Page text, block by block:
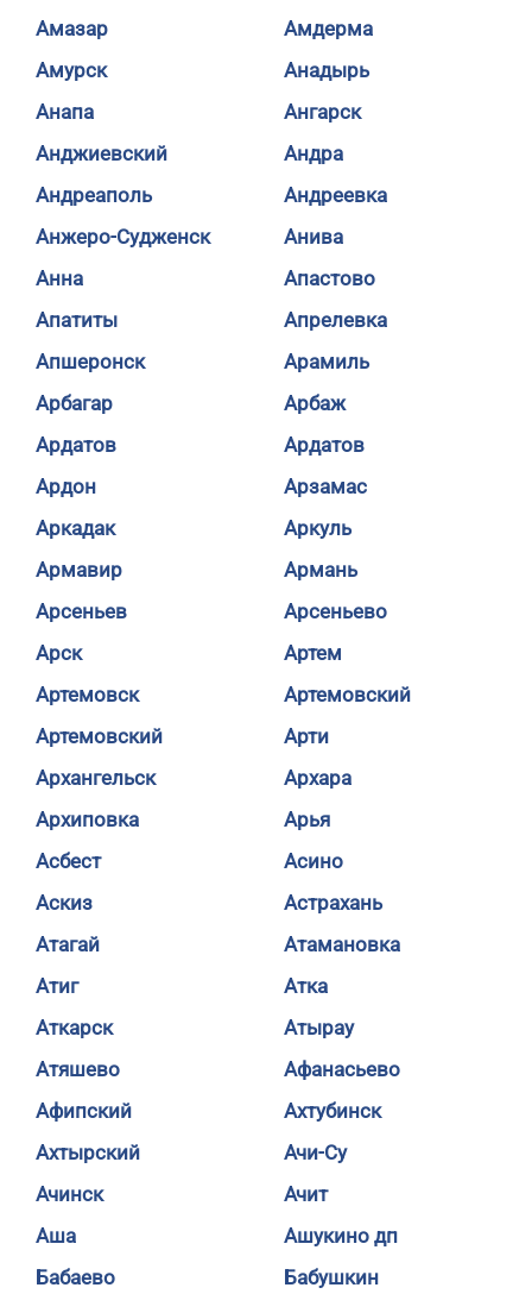
Амазар
Амдерма
Амурск
Анадырь
Анапа
Ангарск
Анджиевский
Андра
Андреаполь
Андреевка
Анжеро-Судженск
Анива
Анна
Апастово
Апатиты
Апрелевка
Апшеронск
Арамиль
Арбагар
Арбаж
Ардатов
Ардатов
Ардон
Арзамас
Аркадак
Аркуль
Армавир
Армань
Арсеньев
Арсеньево
Арск
Артем
Артемовск
Артемовский
Артемовский
Арти
Архангельск
Архара
Архиповка
Арья
Асбест
Асино
Аскиз
Астрахань
Атагай
Атамановка
Атиг
Атка
Аткарск
Атырау
Атяшево
Афанасьево
Афипский
Ахтубинск
Ахтырский
Ачи-Су
Ачинск
Ачит
Аша
Ашукино дп
Бабаево
Бабушкин